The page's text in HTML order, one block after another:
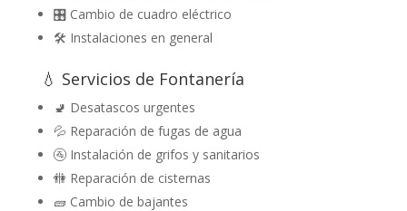
🎛️ Cambio de cuadro eléctrico
🛠️ Instalaciones en general
💧 Servicios de Fontanería
🚽 Desatascos urgentes
💦 Reparación de fugas de agua
🚰 Instalación de grifos y sanitarios
🚻 Reparación de cisternas
🧱 Cambio de bajantes